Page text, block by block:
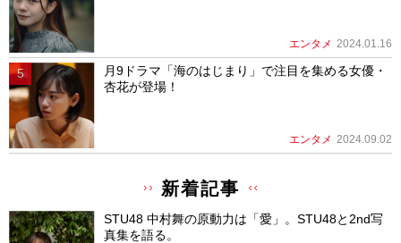
エンタメ 2024.01.16
月9ドラマ「海のはじまり」で注目を集める女優・
杏花が登場！
エンタメ 2024.09.02
新着記事
STU48 中村舞の原動力は「愛」。STU48と2nd写
真集を語る。